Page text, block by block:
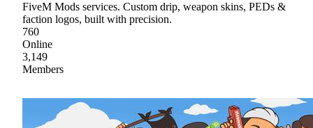
FiveM Mods services. Custom drip, weapon skins, PEDs &
faction logos, built with precision.
760
Online
3,149
Members